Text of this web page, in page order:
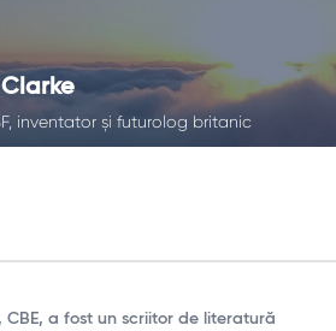
inventator și futurolog britanic
CBE, a fost un scriitor de literatură